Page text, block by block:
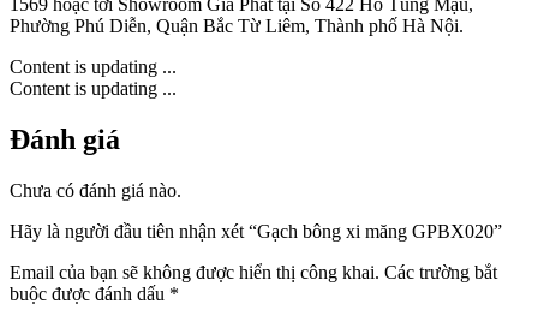
Phường Phú Diễn, Quận Bắc Từ Liêm, Thành phố Hà Nội.
Content is updating ...
Content is updating ...
Đánh giá
Chưa có đánh giá nào.
Hãy là người đầu tiên nhận xét “Gạch bông xi măng GPBX020”
Email của bạn sẽ không được hiển thị công khai. Các trường bắt
buộc được đánh dấu *